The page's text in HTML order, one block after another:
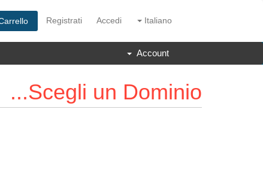
Italiano
Accedi
Registrati
Account
Scegli un Dominio...